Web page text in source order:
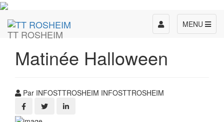
TT ROSHEIM
MENU
Toggle
navigation
Matinée Halloween
Par INFOSTTROSHEIM INFOSTTROSHEIM